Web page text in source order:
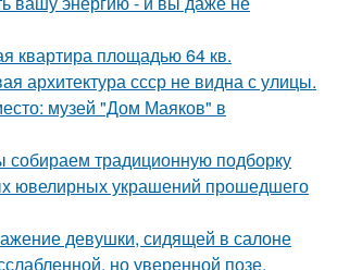
квартира площадью 64 кв.
архитектура ссср не видна с улицы.
музей "Дом Маяков" в
традиционную подборку
ювелирных украшений прошедшего
девушки, сидящей в салоне
но уверенной позе.